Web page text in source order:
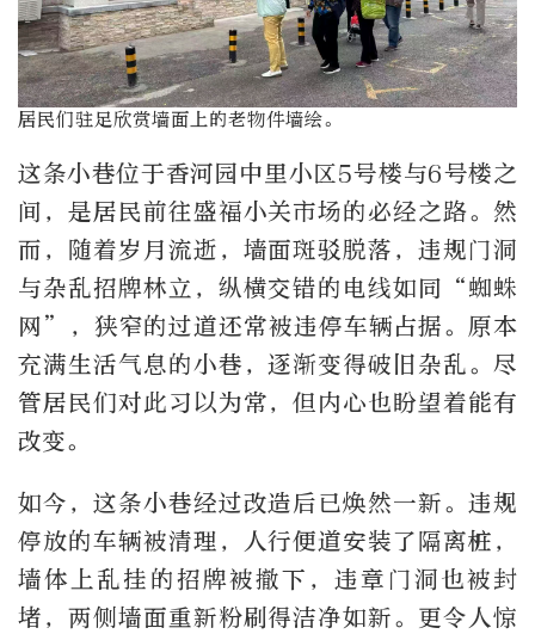
居民们驻足欣赏墙面上的老物件墙绘。
这条小巷位于香河园中里小区5号楼与6号楼之
间，是居民前往盛福小关市场的必经之路。然
而，随着岁月流逝，墙面斑驳脱落，违规门洞
与杂乱招牌林立，纵横交错的电线如同“蜘蛛
网”，狭窄的过道还常被违停车辆占据。原本
充满生活气息的小巷，逐渐变得破旧杂乱。尽
管居民们对此习以为常，但内心也盼望着能有
改变。
如今，这条小巷经过改造后已焕然一新。违规
停放的车辆被清理，人行便道安装了隔离桩，
墙体上乱挂的招牌被撤下，违章门洞也被封
堵，两侧墙面重新粉刷得洁净如新。更令人惊